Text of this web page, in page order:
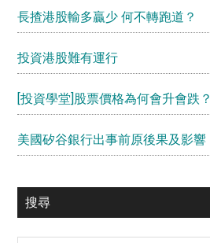
長揸港股輸多贏少 何不轉跑道？
投資港股難有運行
[投資學堂]股票價格為何會升會跌？
美國矽谷銀行出事前原後果及影響
搜尋